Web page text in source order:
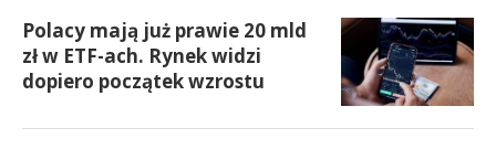
Polacy mają już prawie 20 mld
zł w ETF-ach. Rynek widzi
dopiero początek wzrostu